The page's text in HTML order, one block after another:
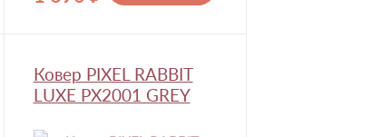
Ковер PIXEL RABBIT
LUXE PX2001 GREY